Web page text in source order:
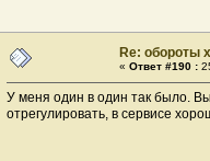
Re: обороты
« Ответ #190 :
У меня один в один так было.
отрегулировать, в сервисе